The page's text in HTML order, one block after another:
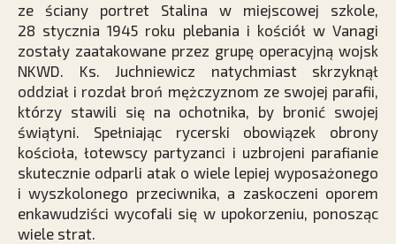
ze ściany portret Stalina w miejscowej szkole,
28 stycznia 1945 roku plebania i kościół w Vanagi
zostały zaatakowane przez grupę operacyjną wojsk
NKWD. Ks. Juchniewicz natychmiast skrzyknął
oddział i rozdał broń mężczyznom ze swojej parafii,
którzy stawili się na ochotnika, by bronić swojej
świątyni. Spełniając rycerski obowiązek obrony
kościoła, łotewscy partyzanci i uzbrojeni parafianie
skutecznie odparli atak o wiele lepiej wyposażonego
i wyszkolonego przeciwnika, a zaskoczeni oporem
enkawudziści wycofali się w upokorzeniu, ponosząc
wiele strat.